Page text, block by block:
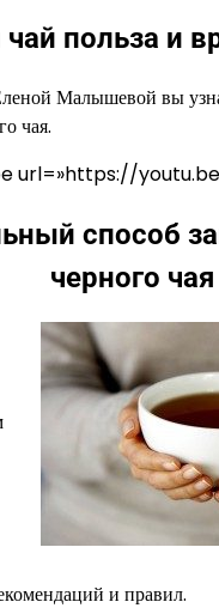
польза и
Малышевой вы
чая.
url=»https://
способ
черного чая
и правил.